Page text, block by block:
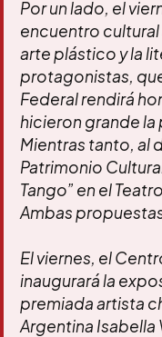
Por un lado, el
encuentro
arte plástico y la
protagonistas,
Federal rendirá
hicieron grande la
Mientras tanto, al
Patrimonio
Tango” en el
Ambas
El viernes, el
inaugurará la
premiada artista
Argentina Isabella